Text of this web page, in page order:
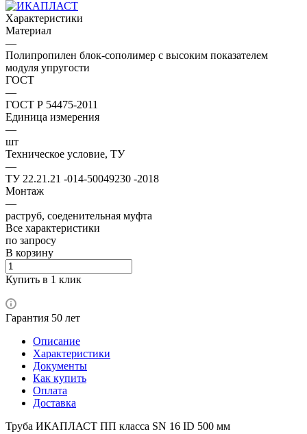
Характеристики
Материал
—
Полипропилен блок-сополимер с высоким показателем
модуля упругости
ГОСТ
—
ГОСТ Р 54475-2011
Единица измерения
—
шт
Техническое условие, ТУ
—
ТУ 22.21.21 -014-50049230 -2018
Монтаж
—
раструб, соеденительная муфта
Все характеристики
по запросу
В корзину
Купить в 1 клик
Гарантия 50 лет
Описание
Характеристики
Документы
Как купить
Оплата
Доставка
Труба ИКАПЛАСТ ПП класса SN 16 ID 500 мм